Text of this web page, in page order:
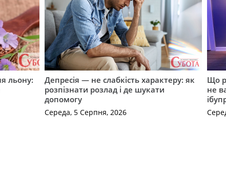
льону:
Депресія — не слабкість характеру: як
розпізнати розлад і де шукати
допомогу
Середа, 5 Серпня, 2026
Що
не